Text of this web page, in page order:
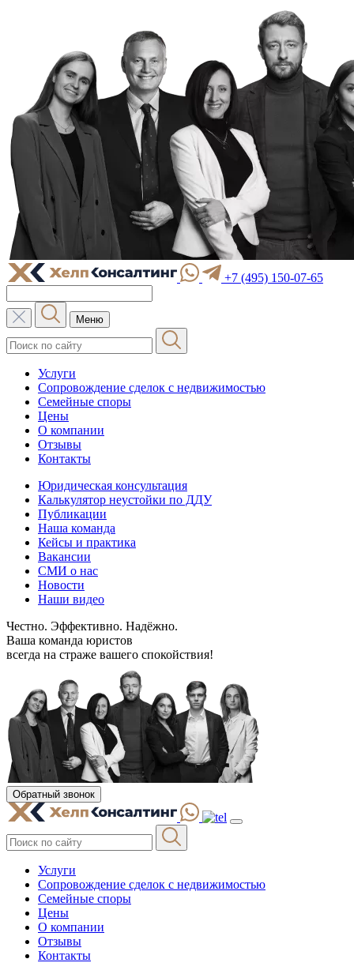
+7 (495) 150-07-65
Меню
Услуги
Сопровождение сделок с недвижимостью
Семейные споры
Цены
О компании
Отзывы
Контакты
Юридическая консультация
Калькулятор неустойки по ДДУ
Публикации
Наша команда
Кейсы и практика
Вакансии
СМИ о нас
Новости
Наши видео
Честно. Эффективно. Надёжно.
Ваша команда юристов
всегда на страже вашего спокойствия!
Обратный звонок
Услуги
Сопровождение сделок с недвижимостью
Семейные споры
Цены
О компании
Отзывы
Контакты